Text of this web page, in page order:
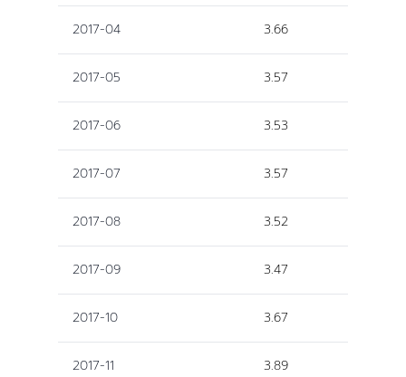
2017-04 3.66
2017-05 3.57
2017-06 3.53
2017-07 3.57
2017-08 3.52
2017-09 3.47
2017-10 3.67
2017-11 3.89